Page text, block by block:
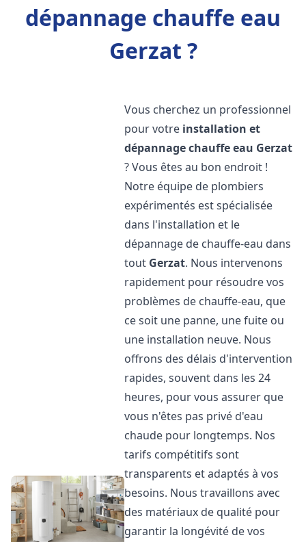
dépannage chauffe eau
Gerzat ?
Vous cherchez un professionnel
pour votre installation et
dépannage chauffe eau Gerzat
? Vous êtes au bon endroit !
Notre équipe de plombiers
expérimentés est spécialisée
dans l'installation et le
dépannage de chauffe-eau dans
tout Gerzat. Nous intervenons
rapidement pour résoudre vos
problèmes de chauffe-eau, que
ce soit une panne, une fuite ou
une installation neuve. Nous
offrons des délais d'intervention
rapides, souvent dans les 24
heures, pour vous assurer que
vous n'êtes pas privé d'eau
chaude pour longtemps. Nos
tarifs compétitifs sont
transparents et adaptés à vos
besoins. Nous travaillons avec
des matériaux de qualité pour
garantir la longévité de vos